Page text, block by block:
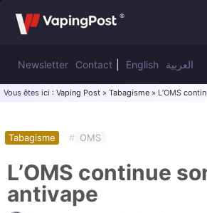
Newsletter Contact English العربية
Vous êtes ici : Vaping Post » Tabagisme » L’OMS
Tabagisme # OMS
L’OMS continue
antivape